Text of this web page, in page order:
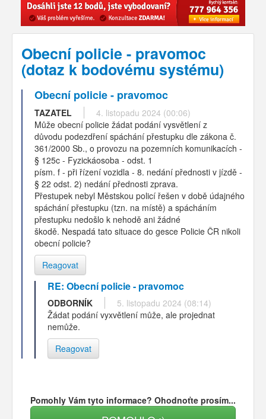
Obecní policie - pravomoc
(dotaz k bodovému systému)
Obecní policie - pravomoc
TAZATEL
4. listopadu 2024 (00:06)
Může obecní policie žádat podání vysvětlení z
důvodu podezdření spáchání přestupku dle zákona č.
361/2000 Sb., o provozu na pozemních komunikacích -
§ 125c - Fyzickáosoba - odst. 1
písm. f - při řízení vozidla - 8. nedání přednosti v jízdě -
§ 22 odst. 2) nedání přednosti zprava.
Přestupek nebyl Městskou policí řešen v době údajného
spáchání přestupku (tzn. na místě) a spácháním
přestupku nedošlo k nehodě ani žádné
škodě. Nespadá tato situace do gesce Policie ČR nikoli
obecní policie?
Reagovat
RE: Obecní policie - pravomoc
ODBORNÍK
5. listopadu 2024 (08:14)
Žádat podání vyxvětlení může, ale projednat
nemůže.
Reagovat
Pomohly Vám tyto informace? Ohodnoťte prosím...